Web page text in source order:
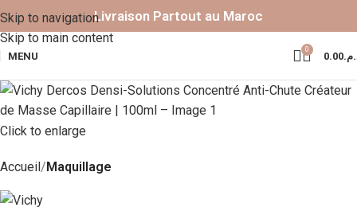
Skip to navigation
Skip to main content
Livraison Partout au Maroc
MENU
0
0.00
Click to enlarge
Accueil Maquillage